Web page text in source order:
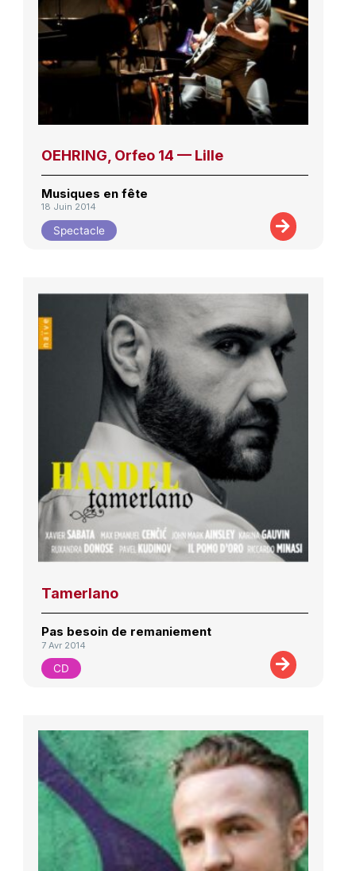
OEHRING, Orfeo 14 — Lille
Musiques en fête
18 Juin 2014
Spectacle
Tamerlano
Pas besoin de remaniement
7 Avr 2014
CD